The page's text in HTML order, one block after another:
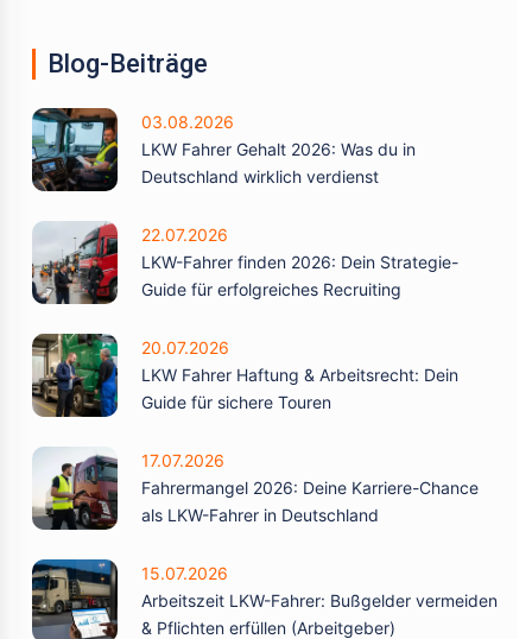
Blog-Beiträge
03.08.2026
LKW Fahrer Gehalt 2026: Was du in
Deutschland wirklich verdienst
22.07.2026
LKW-Fahrer finden 2026: Dein Strategie-
Guide für erfolgreiches Recruiting
20.07.2026
LKW Fahrer Haftung & Arbeitsrecht: Dein
Guide für sichere Touren
17.07.2026
Fahrermangel 2026: Deine Karriere-Chance
als LKW-Fahrer in Deutschland
15.07.2026
Arbeitszeit LKW-Fahrer: Bußgelder vermeiden
& Pflichten erfüllen (Arbeitgeber)